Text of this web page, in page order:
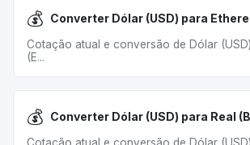
💰 Converter Dólar (USD) para
Cotação atual e conversão de Dólar
(E...
💰 Converter Dólar (USD) para Real